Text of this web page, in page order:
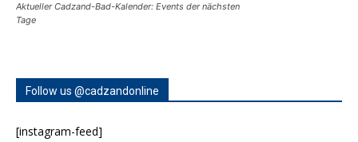
Aktueller Cadzand-Bad-Kalender: Events der nächsten
Tage
Follow us @cadzandonline
[instagram-feed]